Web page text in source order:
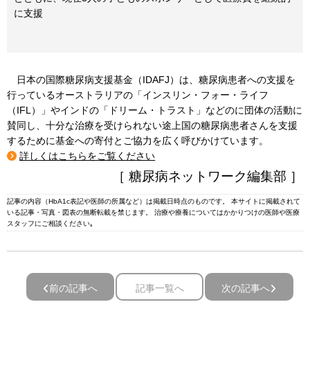
に支援
日本の国際糖尿病支援基金（IDAFJ）は、糖尿病患者への支援を
行っているオーストラリアの「インスリン・フォー・ライフ
（IFL）」やインドの「ドリーム・トラスト」などのに団体の活動に
賛同し、十分な治療を受けられない途上国の糖尿病患者さんを支援
するために基金への寄付とご協力を広く呼びかけています。
詳しくはこちらをご覧ください
［ 糖尿病ネットワーク編集部 ］
記事の内容（HbA1c表記や医師の所属など）は掲載日時点のものです。 本サイトに掲載されて
いる記事・写真・図表の無断転載を禁じます。 治療や療養についてはかかりつけの医師や医療
スタッフにご相談ください｡
前の記事へ 記事一覧へ 次の記事へ